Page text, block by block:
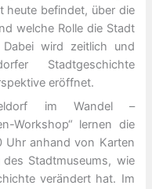
heute befindet, über die
welche Rolle die Stadt
wird zeitlich und
Stadtgeschichte
eröffnet.
im Wandel –
Workshop“ lernen die
Uhr anhand von Karten
Stadtmuseums, wie
verändert hat. Im